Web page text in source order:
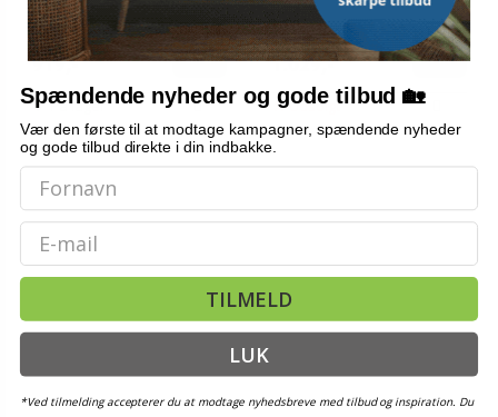
1.544,-
919,- Vis
På lager
1.099,-
1.029,- Vis
Udsolgt
Spændende nyheder og gode tilbud 🏡
Vær den første til at modtage kampagner, spændende nyheder
og gode tilbud direkte i din indbakke.
Email
TILMELD
LUK
*Ved tilmelding accepterer du at modtage nyhedsbreve med tilbud og inspiration. Du